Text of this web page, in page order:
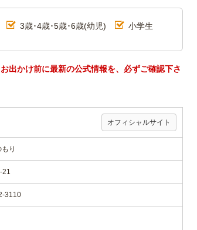
3歳･4歳･5歳･6歳(幼児)
小学生
出かけ前に最新の公式情報を、必ずご確認下さ
オフィシャルサイト
り
21
3110